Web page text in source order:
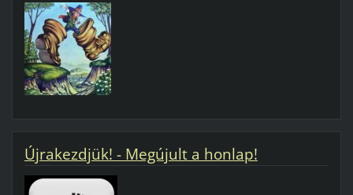
Újrakezdjük! - Megújult a honlap!